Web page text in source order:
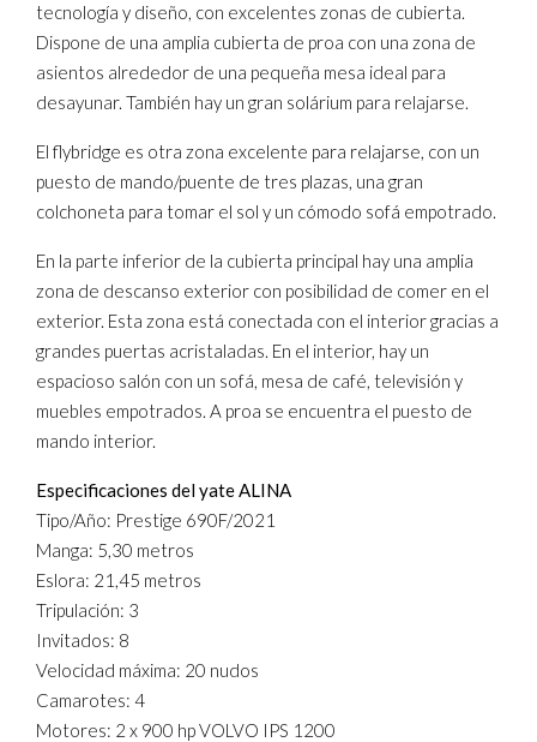
tecnología y diseño, con excelentes zonas de cubierta.
Dispone de una amplia cubierta de proa con una zona de
asientos alrededor de una pequeña mesa ideal para
desayunar. También hay un gran solárium para relajarse.
El flybridge es otra zona excelente para relajarse, con un
puesto de mando/puente de tres plazas, una gran
colchoneta para tomar el sol y un cómodo sofá empotrado.
En la parte inferior de la cubierta principal hay una amplia
zona de descanso exterior con posibilidad de comer en el
exterior. Esta zona está conectada con el interior gracias a
grandes puertas acristaladas. En el interior, hay un
espacioso salón con un sofá, mesa de café, televisión y
muebles empotrados. A proa se encuentra el puesto de
mando interior.
Especificaciones del yate ALINA
Tipo/Año: Prestige 690F/2021
Manga: 5,30 metros
Eslora: 21,45 metros
Tripulación: 3
Invitados: 8
Velocidad máxima: 20 nudos
Camarotes: 4
Motores: 2 x 900 hp VOLVO IPS 1200